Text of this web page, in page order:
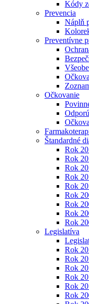
Kódy
Prevencia
Náplň
Preventívne
Očkovanie
Štandardné
Rok
Rok
Rok
Rok
Rok
Rok
Rok
Rok
Rok
Legislatíva
Rok
Rok
Rok
Rok
Rok
Rok